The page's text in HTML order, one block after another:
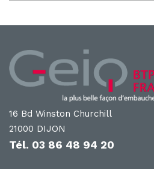
16 Bd Winston Churchill
21000 DIJON
Tél. 03 86 48 94 20